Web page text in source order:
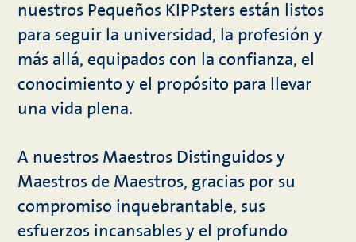
nuestros Pequeños KIPPsters están listos
para seguir la universidad, la profesión y
más allá, equipados con la confianza, el
conocimiento y el propósito para llevar
una vida plena.
A nuestros Maestros Distinguidos y
Maestros de Maestros, gracias por su
compromiso inquebrantable, sus
esfuerzos incansables y el profundo